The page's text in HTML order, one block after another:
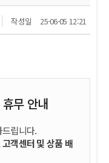
작성일 25-06-05 12:21
무 안내
립니다.
고객센터 및 상품 배